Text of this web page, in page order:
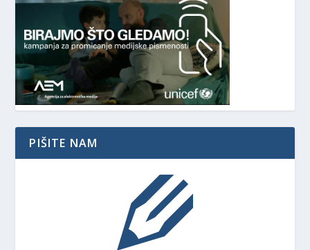
PIŠITE NAM